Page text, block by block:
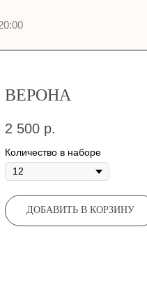
ВЕРОНА
2 500 р.
Количество в наборе
ДОБАВИТЬ В КОРЗИНУ